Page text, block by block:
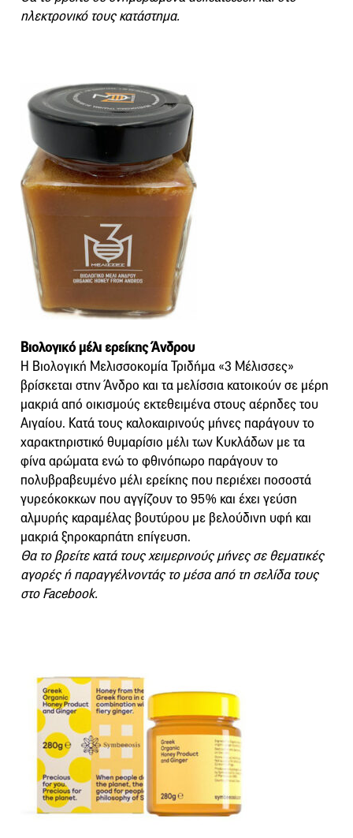
ηλεκτρονικό τους κατάστημα.
Βιολογικό μέλι ερείκης Άνδρου
Η Βιολογική Μελισσοκομία Τριδήμα «3 Μέλισσες»
βρίσκεται στην Άνδρο και τα μελίσσια κατοικούν σε μέρη
μακριά από οικισμούς εκτεθειμένα στους αέρηδες του
Αιγαίου. Κατά τους καλοκαιρινούς μήνες παράγουν το
χαρακτηριστικό θυμαρίσιο μέλι των Κυκλάδων με τα
φίνα αρώματα ενώ το φθινόπωρο παράγουν το
πολυβραβευμένο μέλι ερείκης που περιέχει ποσοστά
γυρεόκοκκων που αγγίζουν το 95% και έχει γεύση
αλμυρής καραμέλας βουτύρου με βελούδινη υφή και
μακριά ξηροκαρπάτη επίγευση.
Θα το βρείτε κατά τους χειμερινούς μήνες σε θεματικές
αγορές ή παραγγέλνοντάς το μέσα από τη σελίδα τους
στο Facebook.